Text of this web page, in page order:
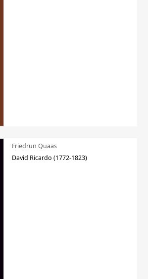
Friedrun Quaas
David Ricardo (1772-1823)